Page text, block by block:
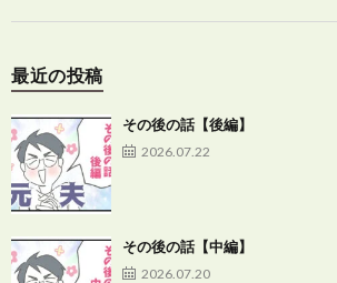
最近の投稿
その後の話【後編】
2026.07.22
その後の話【中編】
2026.07.20